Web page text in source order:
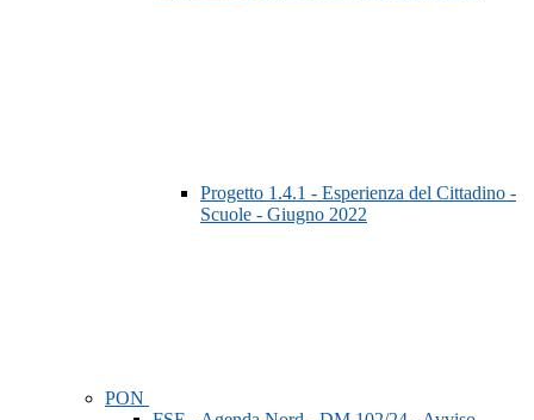
Progetto 1.4.1 - Esperienza del Cittadino -
Scuole - Giugno 2022
PON